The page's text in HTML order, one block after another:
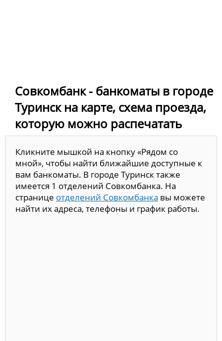
Совкомбанк - банкоматы в городе
Туринск на карте, схема проезда,
которую можно распечатать
Кликните мышкой на кнопку «Рядом со
мной», чтобы найти ближайшие доступные к
вам банкоматы. В городе Туринск также
имеется 1 отделений Совкомбанка. На
странице отделений Совкомбанка вы можете
найти их адреса, телефоны и график работы.